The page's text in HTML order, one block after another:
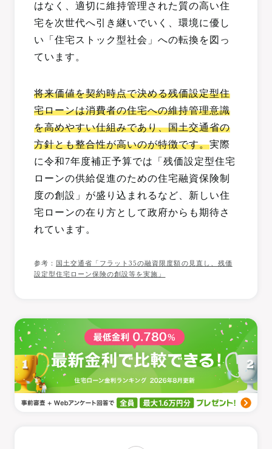
はなく、適切に維持管理された質の高い住
宅を次世代へ引き継いでいく、環境に優し
い「住宅ストック型社会」への転換を図っ
ています。
将来価値を契約時点で決める残価設定型住
宅ローンは消費者の住宅への維持管理意識
を高めやすい仕組みであり、国土交通省の
方針とも整合性が高いのが特徴です。実際
に令和7年度補正予算では「残価設定型住宅
ローンの供給促進のための住宅融資保険制
度の創設」が盛り込まれるなど、新しい住
宅ローンの在り方として政府からも期待さ
れています。
参考：
国土交通省「フラット35の融資限度額の見直し、残価
設定型住宅ローン保険の創設等を実施」